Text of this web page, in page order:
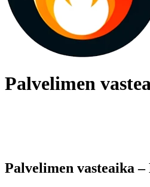
Palvelimen
Palvelimen vasteaika